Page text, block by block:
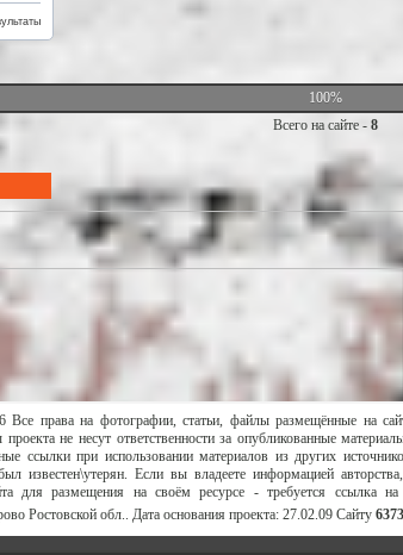
100%
Всего на сайте - 8
права на фотографии, статьи, файлы размещённые на
не несут ответственности за опубликованные
ссылки при использовании материалов из других
известен\утерян. Если вы владеете информацией
для размещения на своём ресурсе - требуется ссылка
Ростовской обл.. Дата основания проекта: 27.02.09 Сайту 6373